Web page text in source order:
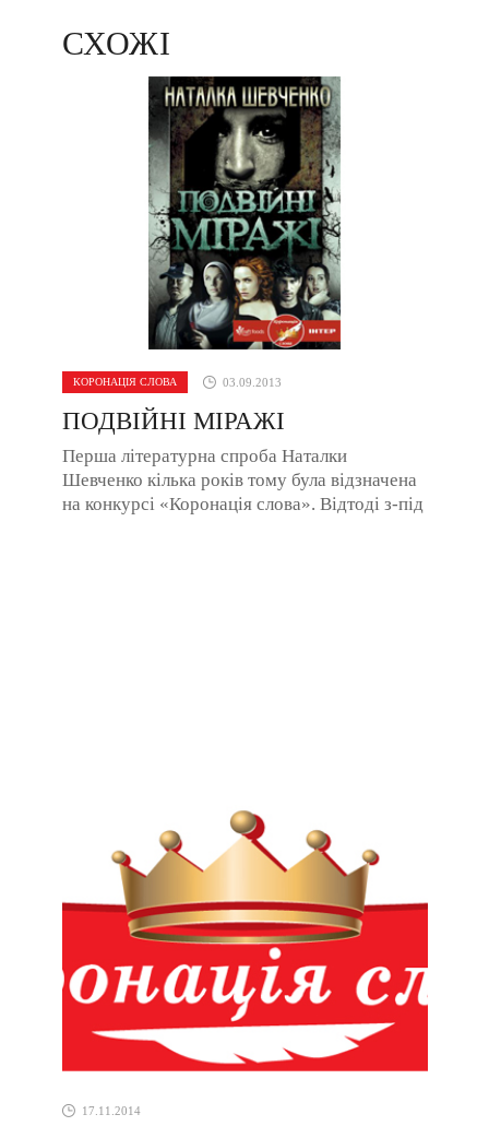
СХОЖІ
КОРОНАЦІЯ СЛОВА 03.09.2013
ПОДВІЙНІ МІРАЖІ
Перша літературна спроба Наталки
Шевченко кілька років тому була відзначена
на конкурсі «Коронація слова». Відтоді з-під
17.11.2014